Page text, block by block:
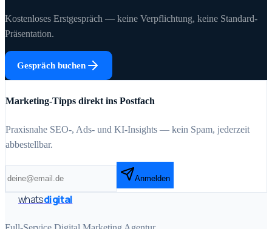
Kostenloses Erstgespräch — keine Verpflichtung, keine Standard-
Präsentation.
Gespräch buchen
Marketing-Tipps direkt ins Postfach
Praxisnahe SEO-, Ads- und KI-Insights — kein Spam, jederzeit
abbestellbar.
Anmelden
whatsdigital